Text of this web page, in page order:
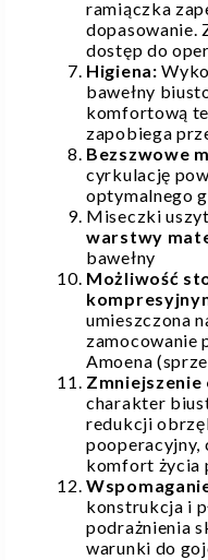
ramiączka
dopasowanie.
dostęp do
Higiena:
bawełny
komfortową
zapobiega
Bezszwowe
cyrkulację
optymalnego
Miseczki
warstwy
bawełny
Możliwość
umieszczona
zamocowanie
Amoena
charakter
redukcji
pooperacyjny,
komfort życia
konstrukcja i
podrażnienia
warunki do